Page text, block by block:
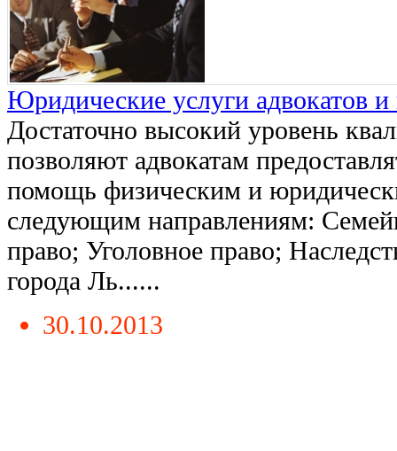
Юридические услуги адвокатов
Достаточно высокий уровень
позволяют адвокатам
помощь физическим и
следующим направлениям:
право; Уголовное право;
города Ль......
30.10.2013